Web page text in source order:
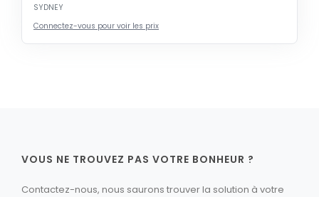
SYDNEY
Connectez-vous pour voir les prix
VOUS NE TROUVEZ PAS VOTRE BONHEUR ?
Contactez-nous, nous saurons trouver la solution à votre